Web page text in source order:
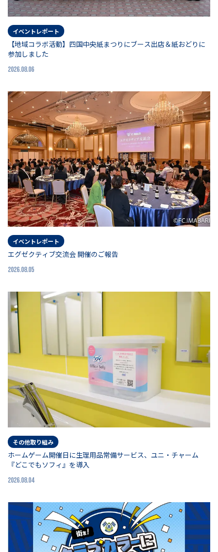
イベントレポート
【地域コラボ活動】四国中央紙まつりにブース出店＆紙おどりに
参加しました
2026.08.06
イベントレポート
エグゼクティブ交流会 開催のご報告
2026.08.05
その他取り組み
ホームゲーム開催日に生理用品常備サービス、ユニ・チャーム
『どこでもソフィ』を導入
2026.08.04